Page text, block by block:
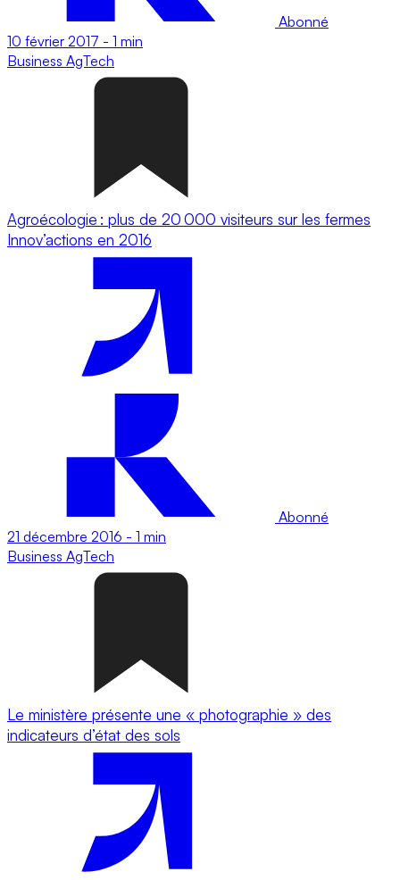
Abonné
10 février 2017 - 1 min
Business AgTech
Agroécologie : plus de 20 000 visiteurs sur les fermes
Innov’actions en 2016
Abonné
21 décembre 2016 - 1 min
Business AgTech
Le ministère présente une « photographie » des
indicateurs d’état des sols